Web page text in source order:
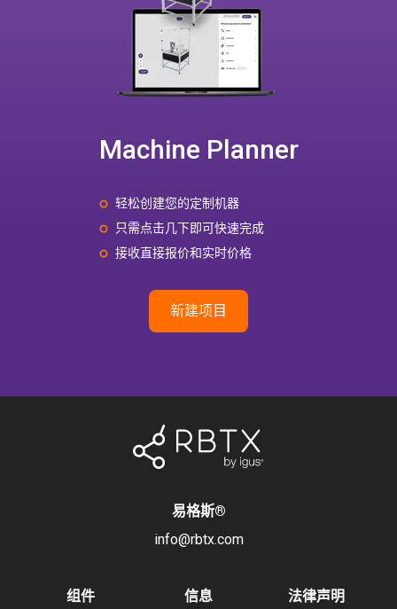
Machine Planner
轻松创建您的定制机器
只需点击几下即可快速完成
接收直接报价和实时价格
新建项目
易格斯®
info@rbtx.com
组件 信息 法律声明